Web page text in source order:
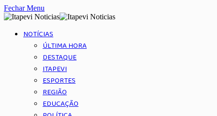
Fechar Menu
NOTÍCIAS
ÚLTIMA HORA
DESTAQUE
ITAPEVI
ESPORTES
REGIÃO
EDUCAÇÃO